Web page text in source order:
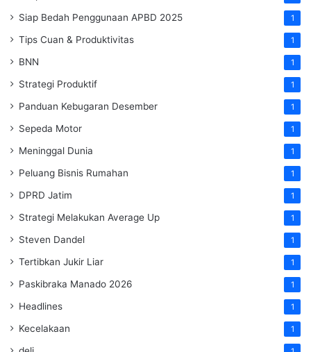
Siap Bedah Penggunaan APBD 2025 1
Tips Cuan & Produktivitas 1
BNN 1
Strategi Produktif 1
Panduan Kebugaran Desember 1
Sepeda Motor 1
Meninggal Dunia 1
Peluang Bisnis Rumahan 1
DPRD Jatim 1
Strategi Melakukan Average Up 1
Steven Dandel 1
Tertibkan Jukir Liar 1
Paskibraka Manado 2026 1
Headlines 1
Kecelakaan 1